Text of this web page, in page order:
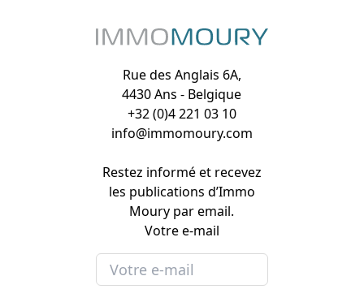
Rue des Anglais 6A,
4430 Ans - Belgique
+32 (0)4 221 03 10
info@immomoury.com
Restez informé et recevez
les publications d’Immo
Moury par email.
Votre e-mail